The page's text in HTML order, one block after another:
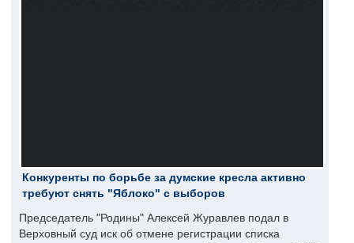
Конкуренты по борьбе за думские кресла активно
требуют снять "Яблоко" с выборов
Председатель "Родины" Алексей Журавлев подал в
Верховный суд иск об отмене регистрации списка